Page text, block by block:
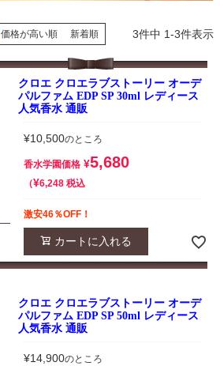
価格が高い順 新着順 3件中 1-3件表示
クロエ クロエラブストーリー オーデ
パルファム EDP SP 30ml レディース
人気香水 通販
¥10,500のところ
香水学園価格 ¥5,680
¥6,248 税込
激安46％OFF！
カートに入れる
クロエ クロエラブストーリー オーデ
パルファム EDP SP 50ml レディース
人気香水 通販
¥14,900のところ